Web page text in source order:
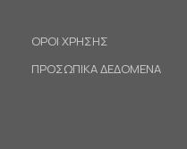
ΟΡΟΙ ΧΡΗΣΗΣ
ΠΡΟΣΩΠΙΚΑ ΔΕΔΟΜΕΝΑ